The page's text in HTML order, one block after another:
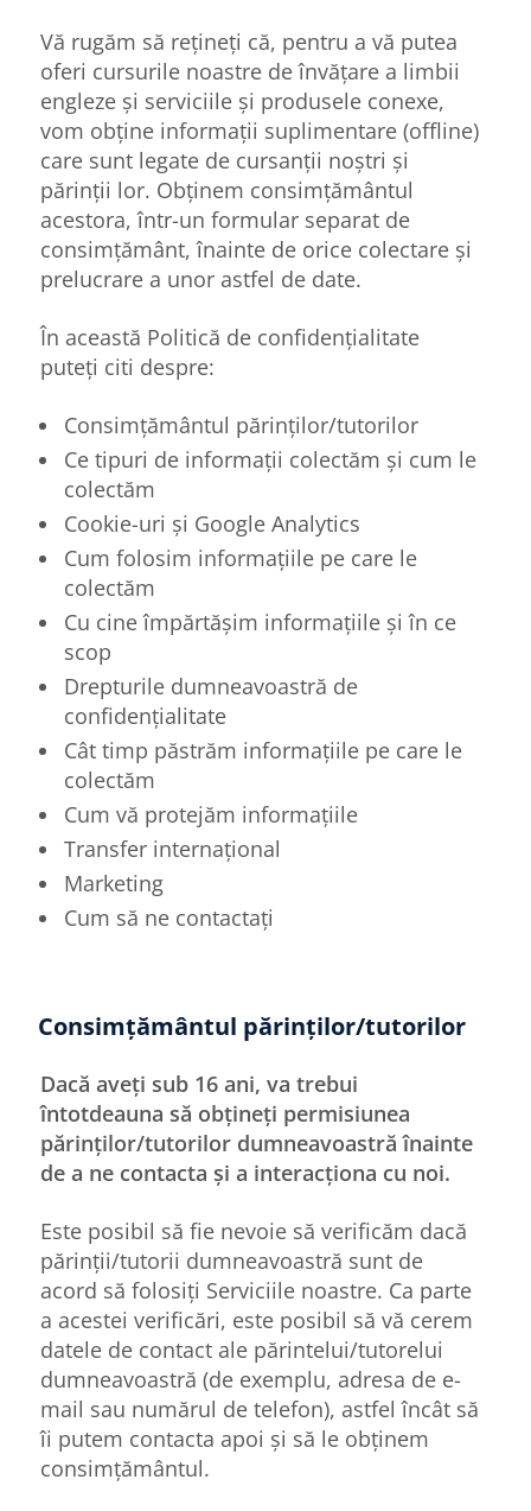
Vă rugăm să rețineți că, pentru a vă putea
oferi cursurile noastre de învățare a limbii
engleze și serviciile și produsele conexe,
vom obține informații suplimentare (offline)
care sunt legate de cursanții noștri și
părinții lor. Obținem consimțământul
acestora, într-un formular separat de
consimțământ, înainte de orice colectare și
prelucrare a unor astfel de date.
În această Politică de confidențialitate
puteți citi despre:
Consimțământul părinților/tutorilor
Ce tipuri de informații colectăm și cum le
colectăm
Cookie-uri și Google Analytics
Cum folosim informațiile pe care le
colectăm
Cu cine împărtășim informațiile și în ce
scop
Drepturile dumneavoastră de
confidențialitate
Cât timp păstrăm informațiile pe care le
colectăm
Cum vă protejăm informațiile
Transfer internațional
Marketing
Cum să ne contactați
Consimțământul părinților/tutorilor
Dacă aveți sub 16 ani, va trebui
întotdeauna să obțineți permisiunea
părinților/tutorilor dumneavoastră înainte
de a ne contacta și a interacționa cu noi.
Este posibil să fie nevoie să verificăm dacă
părinții/tutorii dumneavoastră sunt de
acord să folosiți Serviciile noastre. Ca parte
a acestei verificări, este posibil să vă cerem
datele de contact ale părintelui/tutorelui
dumneavoastră (de exemplu, adresa de e-
mail sau numărul de telefon), astfel încât să
îi putem contacta apoi și să le obținem
consimțământul.